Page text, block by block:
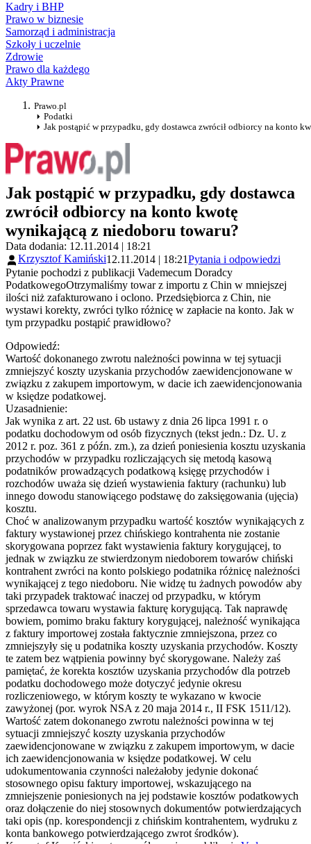
Kadry i BHP
Prawo w biznesie
Samorząd i administracja
Szkoły i uczelnie
Zdrowie
Prawo dla każdego
Akty Prawne
Prawo.pl
Podatki
Jak postąpić w przypadku, gdy dostawca zwrócił odbiorcy na konto
Jak postąpić w przypadku, gdy dostawca
zwrócił odbiorcy na konto kwotę
wynikającą z niedoboru towaru?
Data dodania: 12.11.2014 | 18:21
Krzysztof Kamiński12.11.2014 | 18:21Pytania i odpowiedzi
Pytanie pochodzi z publikacji Vademecum Doradcy
PodatkowegoOtrzymaliśmy towar z importu z Chin w mniejszej
ilości niż zafakturowano i oclono. Przedsiębiorca z Chin, nie
wystawi korekty, zwróci tylko różnicę w zapłacie na konto. Jak w
tym przypadku postąpić prawidłowo?
Odpowiedź:
Wartość dokonanego zwrotu należności powinna w tej sytuacji
zmniejszyć koszty uzyskania przychodów zaewidencjonowane w
związku z zakupem importowym, w dacie ich zaewidencjonowania
w księdze podatkowej.
Uzasadnienie:
Jak wynika z art. 22 ust. 6b ustawy z dnia 26 lipca 1991 r. o
podatku dochodowym od osób fizycznych (tekst jedn.: Dz. U. z
2012 r. poz. 361 z późn. zm.), za dzień poniesienia kosztu uzyskania
przychodów w przypadku rozliczających się metodą kasową
podatników prowadzących podatkową księgę przychodów i
rozchodów uważa się dzień wystawienia faktury (rachunku) lub
innego dowodu stanowiącego podstawę do zaksięgowania (ujęcia)
kosztu.
Choć w analizowanym przypadku wartość kosztów wynikających z
faktury wystawionej przez chińskiego kontrahenta nie zostanie
skorygowana poprzez fakt wystawienia faktury korygującej, to
jednak w związku ze stwierdzonym niedoborem towarów chiński
kontrahent zwróci na konto polskiego podatnika różnicę należności
wynikającej z tego niedoboru. Nie widzę tu żadnych powodów aby
taki przypadek traktować inaczej od przypadku, w którym
sprzedawca towaru wystawia fakturę korygującą. Tak naprawdę
bowiem, pomimo braku faktury korygującej, należność wynikająca
z faktury importowej została faktycznie zmniejszona, przez co
zmniejszyły się u podatnika koszty uzyskania przychodów. Koszty
te zatem bez wątpienia powinny być skorygowane. Należy zaś
pamiętać, że korekta kosztów uzyskania przychodów dla potrzeb
podatku dochodowego może dotyczyć jedynie okresu
rozliczeniowego, w którym koszty te wykazano w kwocie
zawyżonej (por. wyrok NSA z 20 maja 2014 r., II FSK 1511/12).
Wartość zatem dokonanego zwrotu należności powinna w tej
sytuacji zmniejszyć koszty uzyskania przychodów
zaewidencjonowane w związku z zakupem importowym, w dacie
ich zaewidencjonowania w księdze podatkowej. W celu
udokumentowania czynności należałoby jedynie dokonać
stosownego opisu faktury importowej, wskazującego na
zmniejszenie poniesionych na jej podstawie kosztów podatkowych
oraz dołączenie do niej stosownych dokumentów potwierdzających
taki opis (np. korespondencji z chińskim kontrahentem, wydruku z
konta bankowego potwierdzającego zwrot środków).